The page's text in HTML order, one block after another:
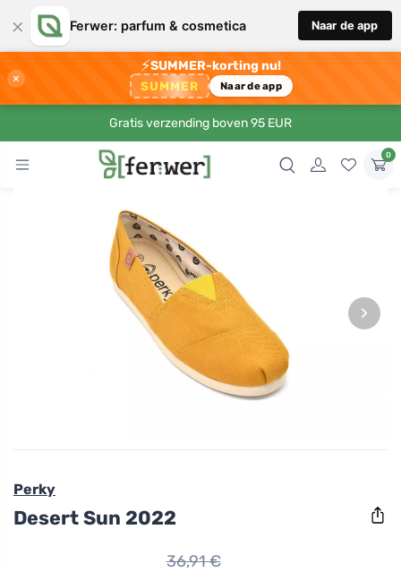
× Ferwer: parfum & cosmetica Naar de app
×
⚡SUMMER-korting nu!
SUMMER Naar de app
Gratis verzending boven 95 EUR
0
›
Perky
Desert Sun 2022
36,91 €